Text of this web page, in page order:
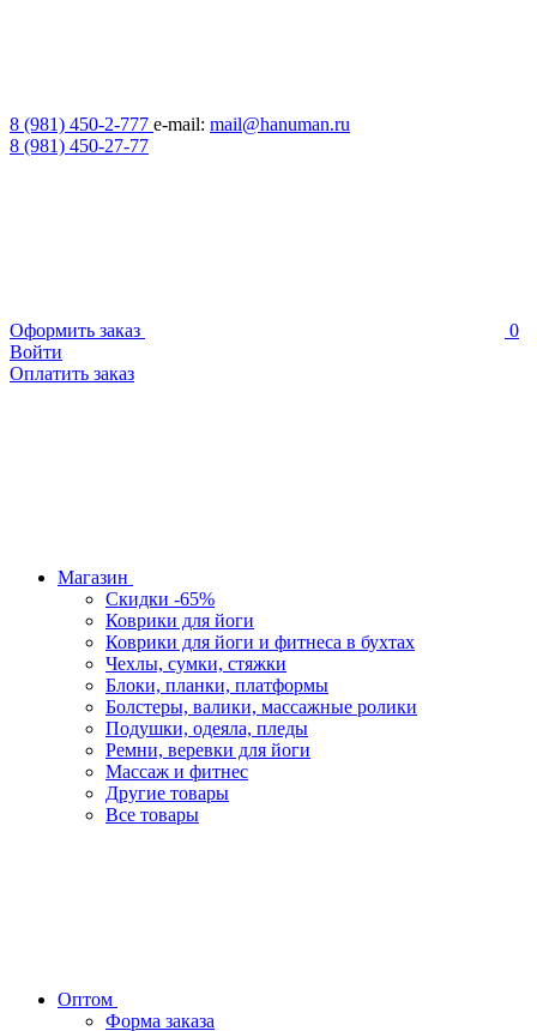
8 (981) 450-2-777 e-mail: mail@hanuman.ru
8 (981) 450-27-77
Оформить заказ
0
Войти
Оплатить заказ
Магазин
Скидки -65%
Коврики для йоги
Коврики для йоги и фитнеса в бухтах
Чехлы, сумки, стяжки
Блоки, планки, платформы
Болстеры, валики, массажные ролики
Подушки, одеяла, пледы
Ремни, веревки для йоги
Массаж и фитнес
Другие товары
Все товары
Оптом
Форма заказа